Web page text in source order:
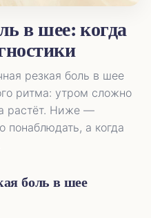
в шее: когда
резкая боль в шее
ритма: утром сложно
растёт. Ниже —
понаблюдать, а когда
боль в шее